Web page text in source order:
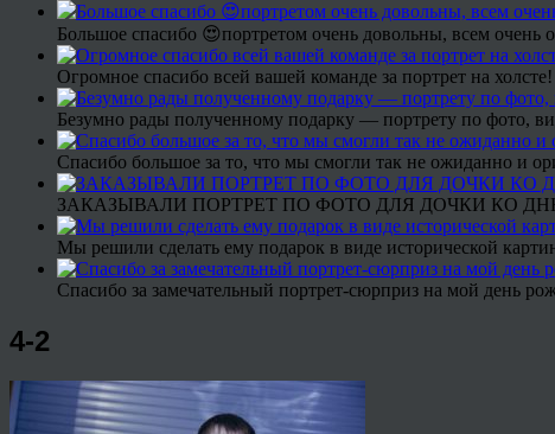
Большое спасибо 😍портретом очень довольны, всем очень
Огромное спасибо всей вашей команде за портрет на холсте!
Безумно рады полученному подарку — портрету по фото,
Спасибо большое за то, что мы смогли так не ожиданно и
ЗАКАЗЫВАЛИ ПОРТРЕТ ПО ФОТО ДЛЯ ДОЧКИ КО
Мы решили сделать ему подарок в виде исторической
Спасибо за замечательный портрет-сюрприз на мой день
4-2